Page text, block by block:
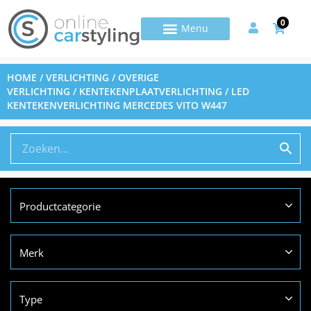
0
HOME /VERLICHTING /OVERIGE
VERLICHTING / KENTEKENPLAATVERLICHTING / LED
KENTEKENVERLICHTING MERCEDES VITO W447
Productcategorie
Merk
Type